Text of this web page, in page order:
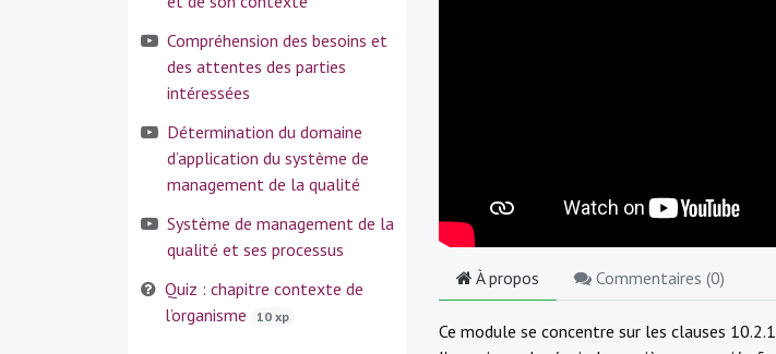
Compréhension des besoins et
des attentes des parties
intéressées
Détermination du domaine
d’application du système de
management de la qualité
Système de management de la
qualité et ses processus
Quiz : chapitre contexte de
l’organisme
10 xp
À propos Commentaires (0)
Ce module se concentre sur les clauses